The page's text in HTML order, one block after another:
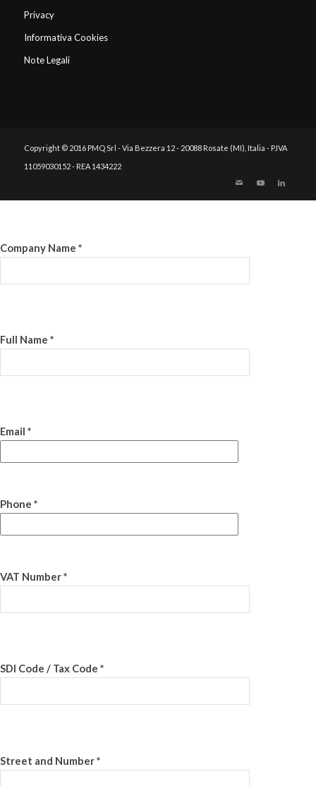
Privacy
Informativa Cookies
Note Legali
Copyright © 2016 PMQ Srl - Via Bezzera 12 - 20088 Rosate (MI), Italia - P.IVA
11059030152 - REA 1434222
Company Name *
Full Name *
Email *
Phone *
VAT Number *
SDI Code / Tax Code *
Street and Number *